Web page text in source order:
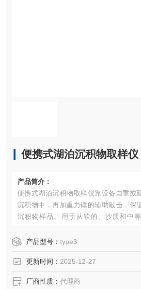
便携式湖泊沉积物取样仪
产品简介：
便携式湖泊沉积物取样仪靠设备自重或
沉积物中，再加重力锤的辅助敲击，保
沉积物样品。用于从软的、沙质和中
样，也可从深水中取样。直径60mm;一
产品型号： type3
更新时间： 2025-12-27
厂商性质： 代理商